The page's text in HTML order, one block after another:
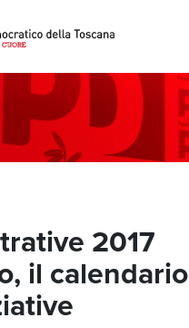
2017
il calendario